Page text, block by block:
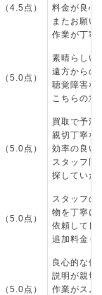
（4.5点）
料金が良心
またお願い
作業が丁寧
（5.0点）
素晴らしい
遠方からの
聴覚障害な
こちらの意
（5.0点）
買取で予測
親切丁寧な
効率の良い
スタッフ同
探していた
（5.0点）
スタッフの
物を丁寧に
依頼して良
追加料金も
（5.0点）
良心的な価
説明が親切
作業がスム